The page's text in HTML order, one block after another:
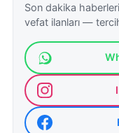
Son dakika
vefat ilanları —